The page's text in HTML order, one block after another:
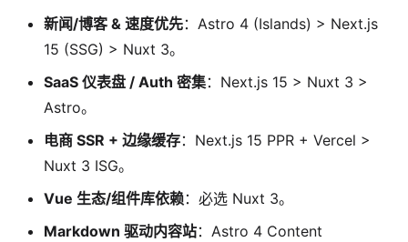
新闻/博客 & 速度优先：Astro 4 (Islands) > Next.js
15 (SSG) > Nuxt 3。
SaaS 仪表盘 / Auth 密集：Next.js 15 > Nuxt 3 >
Astro。
电商 SSR + 边缘缓存：Next.js 15 PPR + Vercel >
Nuxt 3 ISG。
Vue 生态/组件库依赖：必选 Nuxt 3。
Markdown 驱动内容站：Astro 4 Content